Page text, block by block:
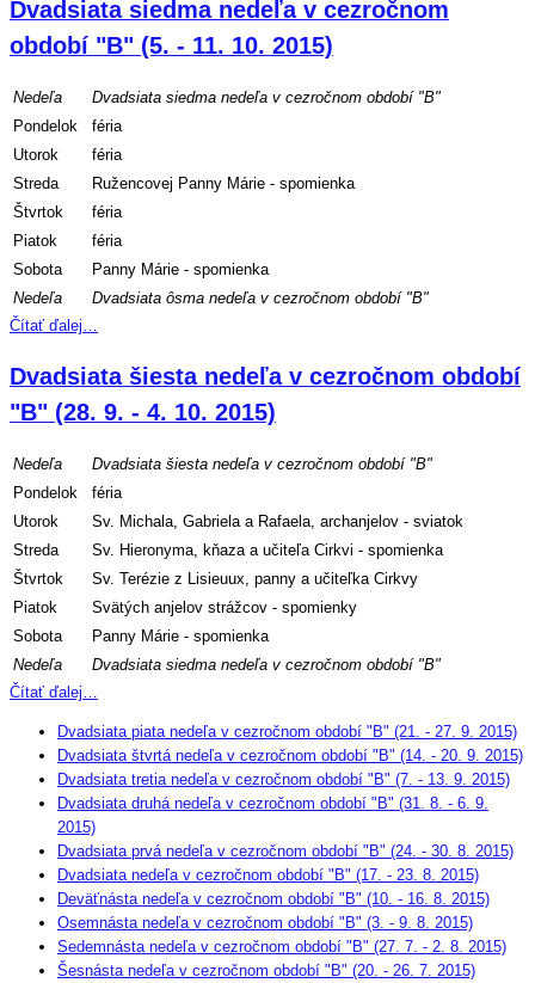
Dvadsiata siedma nedeľa v cezročnom
období "B" (5. - 11. 10. 2015)
Nedeľa
Dvadsiata siedma nedeľa v cezročnom období "B"
Pondelok
féria
Utorok
féria
Streda
Ružencovej Panny Márie - spomienka
Štvrtok
féria
Piatok
féria
Sobota
Panny Márie - spomienka
Nedeľa
Dvadsiata ôsma nedeľa v cezročnom období "B"
Čítať ďalej…
Dvadsiata šiesta nedeľa v cezročnom období
"B" (28. 9. - 4. 10. 2015)
Nedeľa
Dvadsiata šiesta nedeľa v cezročnom období "B"
Pondelok
féria
Utorok
Sv. Michala, Gabriela a Rafaela, archanjelov - sviatok
Streda
Sv. Hieronyma, kňaza a učiteľa Cirkvi - spomienka
Štvrtok
Sv. Terézie z Lisieuux, panny a učiteľka Cirkvy
Piatok
Svätých anjelov strážcov - spomienky
Sobota
Panny Márie - spomienka
Nedeľa
Dvadsiata siedma nedeľa v cezročnom období "B"
Čítať ďalej…
Dvadsiata piata nedeľa v cezročnom období "B" (21. - 27. 9. 2015)
Dvadsiata štvrtá nedeľa v cezročnom období "B" (14. - 20. 9. 2015)
Dvadsiata tretia nedeľa v cezročnom období "B" (7. - 13. 9. 2015)
Dvadsiata druhá nedeľa v cezročnom období "B" (31. 8. - 6. 9.
2015)
Dvadsiata prvá nedeľa v cezročnom období "B" (24. - 30. 8. 2015)
Dvadsiata nedeľa v cezročnom období "B" (17. - 23. 8. 2015)
Deväťnásta nedeľa v cezročnom období "B" (10. - 16. 8. 2015)
Osemnásta nedeľa v cezročnom období "B" (3. - 9. 8. 2015)
Sedemnásta nedeľa v cezročnom období "B" (27. 7. - 2. 8. 2015)
Šesnásta nedeľa v cezročnom období "B" (20. - 26. 7. 2015)